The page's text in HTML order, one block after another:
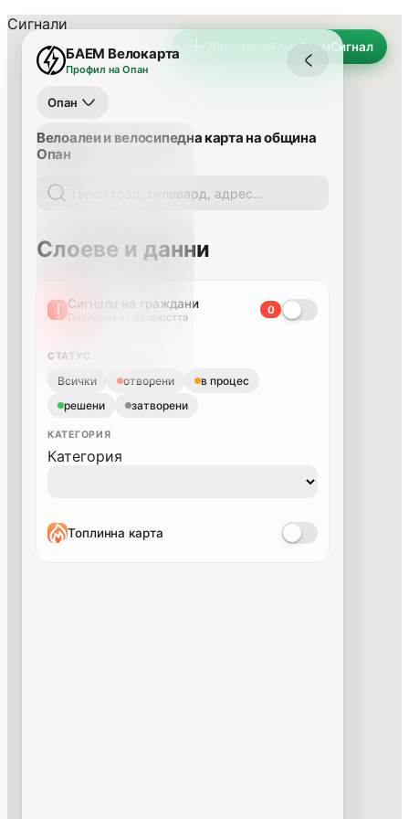
Докладвай проблемСигнал
БАЕМ Велокарта
Профил на Опан
Опан
Велоалеи и велосипедна карта на община
Опан
Слоеве и данни
Сигнали на граждани
Подадени от общността
0
СТАТУС
Всички отворени
в процес
решени
затворени
КАТЕГОРИЯ
Категория
Топлинна карта
Сигнали